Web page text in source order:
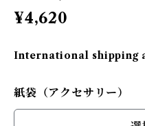
¥4,620
International shipping
紙袋（アクセサリー）